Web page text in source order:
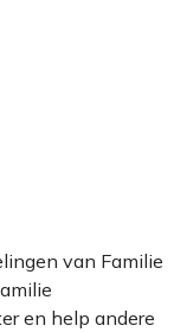
van Familie
en help andere